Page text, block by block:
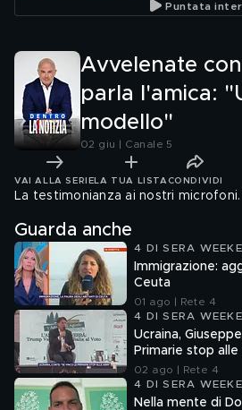
Puntata
Avvelenate
parla l'amica:
modello"
02 giu | Canale 5
VAI ALLA SERIE LA TUA LISTA CONDIVIDI
La testimonianza ai nostri microfoni.
Guarda anche
4 DI SERA
Immigrazione:
Ceuta
01 ago | Rete 4
4 DI SERA
Ucraina,
Primarie stop alle
02 ago | Rete 4
4 DI SERA
Nella mente di